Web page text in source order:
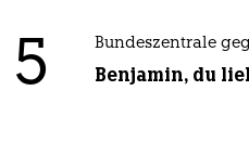
5 Bundeszentrale
Benjamin, du